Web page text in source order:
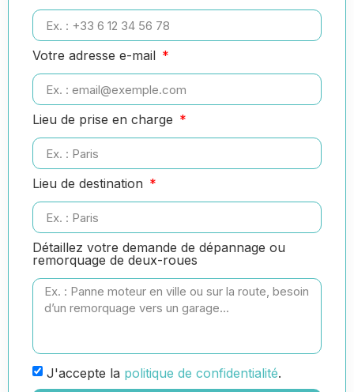
Votre adresse e-mail
Lieu de prise en charge
Lieu de destination
Détaillez votre demande de dépannage ou
remorquage de deux-roues
J'accepte la politique de confidentialité.